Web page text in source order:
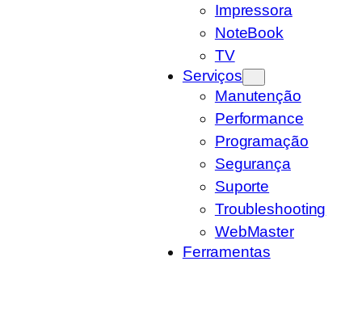
Impressora
NoteBook
TV
Serviços
Manutenção
Performance
Programação
Segurança
Suporte
Troubleshooting
WebMaster
Ferramentas